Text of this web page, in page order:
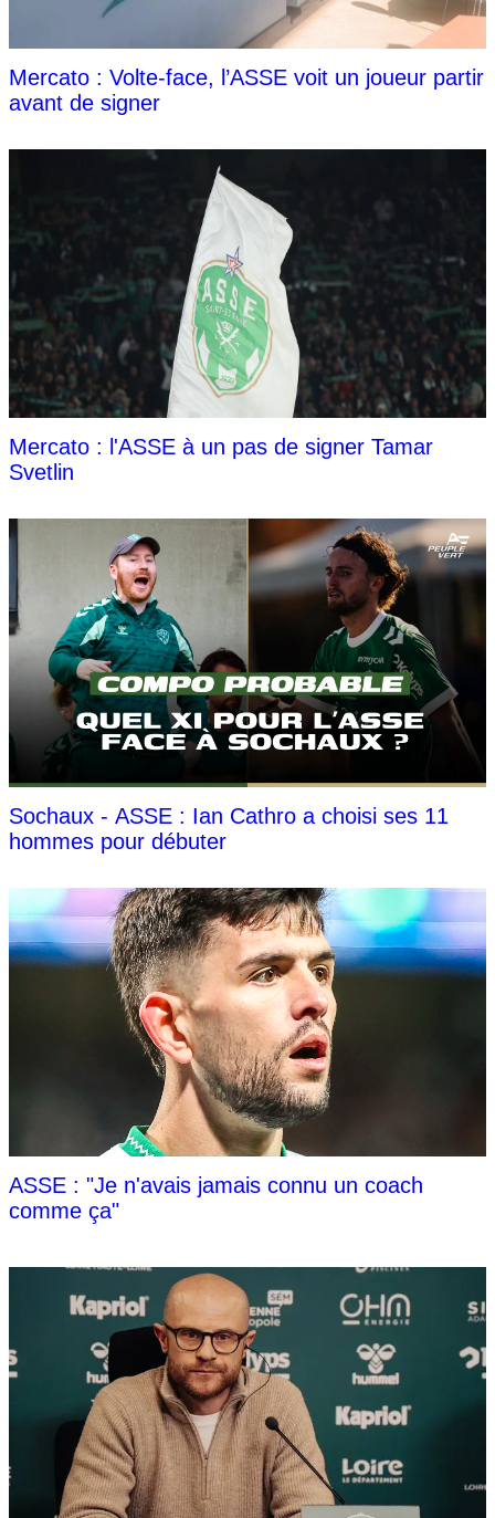
Mercato : Volte-face, l’ASSE voit un joueur partir
avant de signer
Mercato : l'ASSE à un pas de signer Tamar
Svetlin
Sochaux - ASSE : Ian Cathro a choisi ses 11
hommes pour débuter
ASSE : "Je n'avais jamais connu un coach
comme ça"